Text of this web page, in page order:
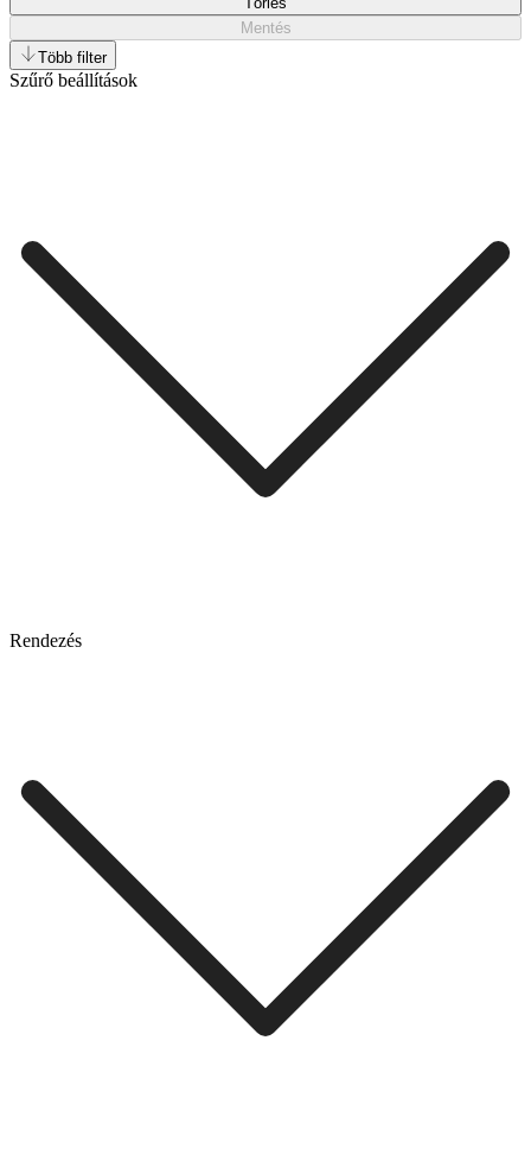
Mentés
Több filter
Szűrő beállítások
Rendezés